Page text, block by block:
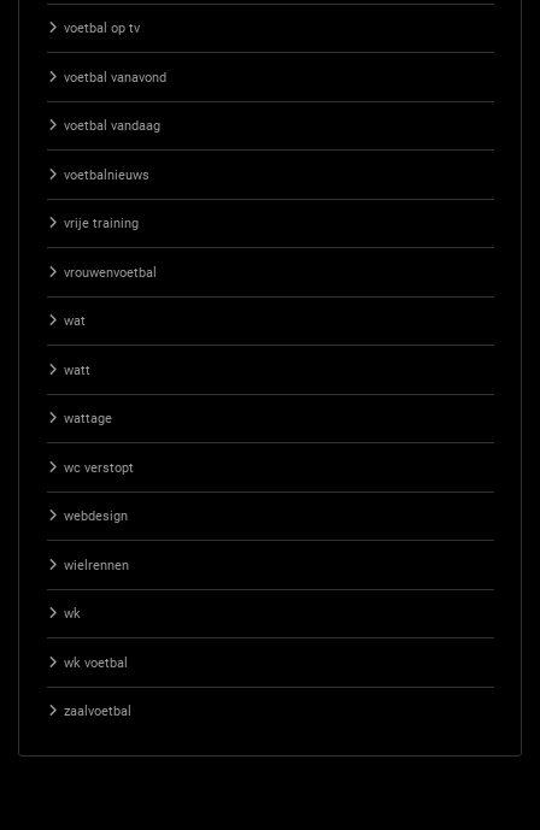
voetbal op tv
voetbal vanavond
voetbal vandaag
voetbalnieuws
vrije training
vrouwenvoetbal
wat
watt
wattage
wc verstopt
webdesign
wielrennen
wk
wk voetbal
zaalvoetbal